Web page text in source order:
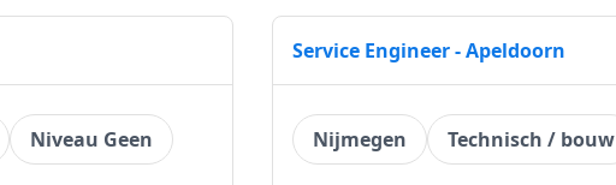
Niveau Geen
Service Engineer - Apeldoorn
Nijmegen Technisch / bouw